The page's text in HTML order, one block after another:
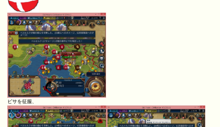
ピサを征服、